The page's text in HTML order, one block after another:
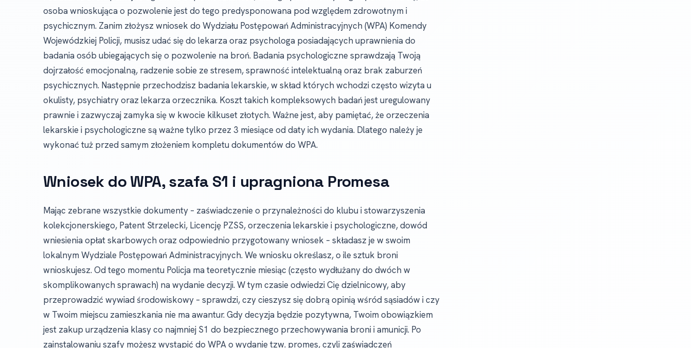
osoba wnioskująca o pozwolenie jest do tego predysponowana pod względem zdrowotnym i
psychicznym. Zanim złożysz wniosek do Wydziału Postępowań Administracyjnych (WPA) Komendy
Wojewódzkiej Policji, musisz udać się do lekarza oraz psychologa posiadających uprawnienia do
badania osób ubiegających się o pozwolenie na broń. Badania psychologiczne sprawdzają Twoją
dojrzałość emocjonalną, radzenie sobie ze stresem, sprawność intelektualną oraz brak zaburzeń
psychicznych. Następnie przechodzisz badania lekarskie, w skład których wchodzi często wizyta u
okulisty, psychiatry oraz lekarza orzecznika. Koszt takich kompleksowych badań jest uregulowany
prawnie i zazwyczaj zamyka się w kwocie kilkuset złotych. Ważne jest, aby pamiętać, że orzeczenia
lekarskie i psychologiczne są ważne tylko przez 3 miesiące od daty ich wydania. Dlatego należy je
wykonać tuż przed samym złożeniem kompletu dokumentów do WPA.
Wniosek do WPA, szafa S1 i upragniona Promesa
Mając zebrane wszystkie dokumenty – zaświadczenie o przynależności do klubu i stowarzyszenia
kolekcjonerskiego, Patent Strzelecki, Licencję PZSS, orzeczenia lekarskie i psychologiczne, dowód
wniesienia opłat skarbowych oraz odpowiednio przygotowany wniosek – składasz je w swoim
lokalnym Wydziale Postępowań Administracyjnych. We wniosku określasz, o ile sztuk broni
wnioskujesz. Od tego momentu Policja ma teoretycznie miesiąc (często wydłużany do dwóch w
skomplikowanych sprawach) na wydanie decyzji. W tym czasie odwiedzi Cię dzielnicowy, aby
przeprowadzić wywiad środowiskowy – sprawdzi, czy cieszysz się dobrą opinią wśród sąsiadów i czy
w Twoim miejscu zamieszkania nie ma awantur. Gdy decyzja będzie pozytywna, Twoim obowiązkiem
jest zakup urządzenia klasy co najmniej S1 do bezpiecznego przechowywania broni i amunicji. Po
zainstalowaniu szafy możesz wystąpić do WPA o wydanie tzw. promes, czyli zaświadczeń